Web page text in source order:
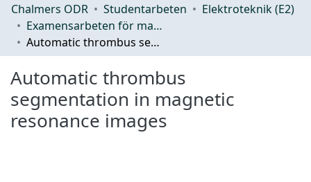
Chalmers ODR Studentarbeten
Elektroteknik (E2)
Examensarbeten för masterexamen
Automatic thrombus segmentation in magnetic resonance images
Automatic thrombus
segmentation in magnetic
resonance images